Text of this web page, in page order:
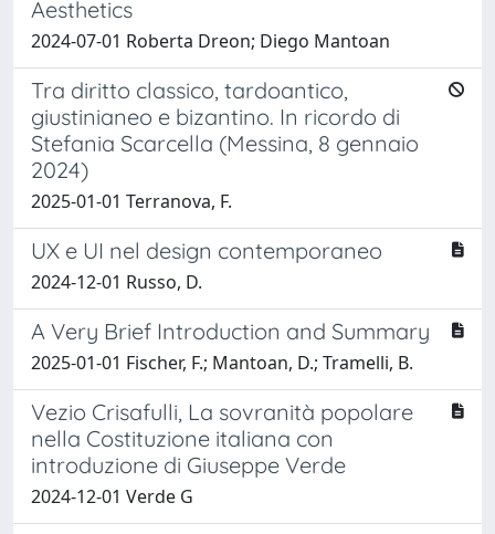
Aesthetics
2024-07-01 Roberta Dreon; Diego Mantoan
Tra diritto classico, tardoantico,
giustinianeo e bizantino. In ricordo di
Stefania Scarcella (Messina, 8 gennaio
2024)
2025-01-01 Terranova, F.
UX e UI nel design contemporaneo
2024-12-01 Russo, D.
A Very Brief Introduction and Summary
2025-01-01 Fischer, F.; Mantoan, D.; Tramelli, B.
Vezio Crisafulli, La sovranità popolare
nella Costituzione italiana con
introduzione di Giuseppe Verde
2024-12-01 Verde G